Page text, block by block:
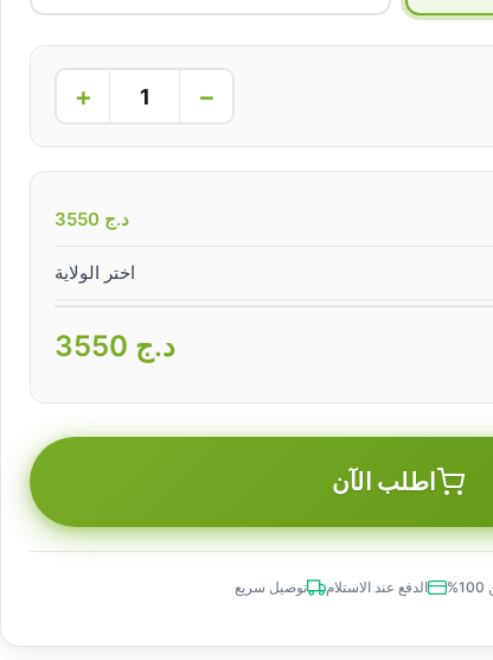
−
+
د.ج
اختر الولاية
د.ج
اطلب الآن
الدفع عند الاستلام توصيل سريع